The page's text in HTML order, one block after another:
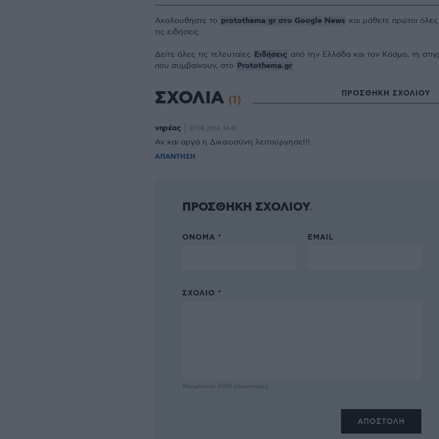
Ακολουθήστε το protothema.gr στο Google News και μάθετε πρώτοι όλες
τις ειδήσεις
Δείτε όλες τις τελευταίες Ειδήσεις από την Ελλάδα και τον Κόσμο, τη
που συμβαίνουν, στο Protothema.gr
ΣΧΟΛΙΑ (1) ΠΡΟΣΘΗΚΗ ΣΧΟΛΙΟΥ
νηρέας 07.08.2014, 14:41
Αν και αργά η Δικαιοσύνη λειτούργησε!!!
ΑΠΑΝΤΗΣΗ
ΠΡΟΣΘΗΚΗ ΣΧΟΛΙΟΥ
ΌΝΟΜΑ * EMAIL
ΣΧΌΛΙΟ *
Απομένουν 2500 χαρακτήρες